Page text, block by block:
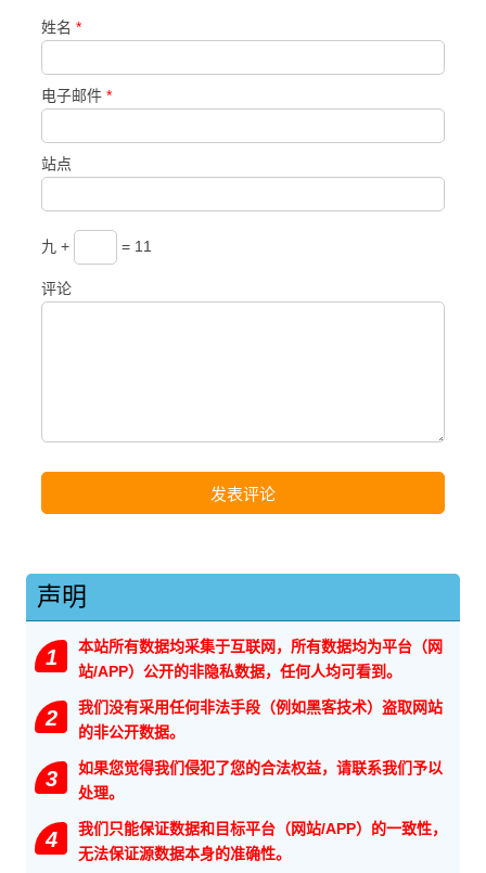
姓名 *
电子邮件 *
站点
九 + = 11
评论
声明
1
本站所有数据均采集于互联网，所有数据均为平台（网
站/APP）公开的非隐私数据，任何人均可看到。
2
我们没有采用任何非法手段（例如黑客技术）盗取网站
的非公开数据。
3
如果您觉得我们侵犯了您的合法权益，请联系我们予以
处理。
4
我们只能保证数据和目标平台（网站/APP）的一致性，
无法保证源数据本身的准确性。